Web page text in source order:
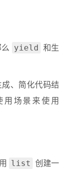
yield
和生
成、简化代码结
场景来使用
list 创建一